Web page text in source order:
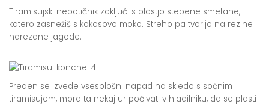
Tiramisujski nebotičnik zaključi s plastjo stepene smetane,
katero zasnežiš s kokosovo moko. Streho pa tvorijo na rezine
narezane jagode.
Preden se izvede vsesplošni napad na skledo s sočnim
tiramisujem, mora ta nekaj ur počivati v hladilniku, da se plasti